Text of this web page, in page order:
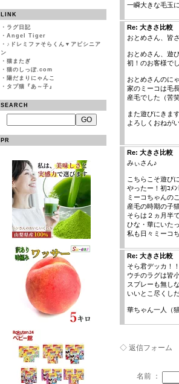
LINK
・ ラグ日記
・ Angel Tiger
・ ♪ドレミファそらくん▼アビシニア
ン
・ 猫またぎ
・ 猫のしっぽ.com
・ 陽だまりにゃんこ
・ タプ猫『あ～子』
SEARCH
PR
一瞬大きな毛玉
Re: 大きさ比較
おとめさん、皆
おとめさん、遊
初！のお客様で
おとめさんのに
家のミーコは毛
産毛でした（苦
また遊びにきま
よろしくおねが
Re: 大きさ比較
みぃさん♪
こちらこそ遊び
やったー！初ｺﾒﾝ
ミーコちゃんの
産毛の時期の子
そらは２ヵ月半
ひな・華にいた
私も日々ミーコ
Re: 大きさ比較
そら君デッカ！
ウチのラグは皆
スプレーも無し
いいとこ尽くし
華ちゃん一人（
◇ 返信フォーム
名前 ：